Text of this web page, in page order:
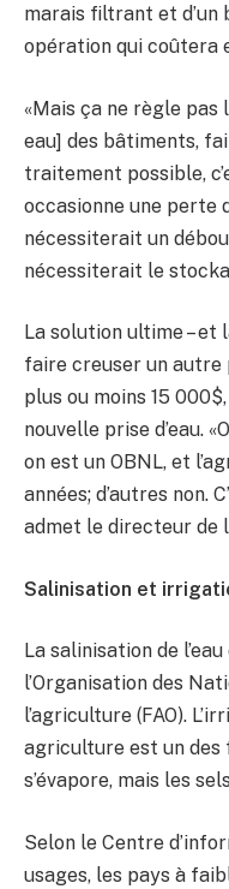
marais filtrant et d’un
opération qui coûtera
«Mais ça ne règle pas
eau] des bâtiments,
traitement possible,
occasionne une perte
nécessiterait un
nécessiterait le
La solution ultime – et
faire creuser un
plus ou moins 15
nouvelle prise d’eau.
on est un OBNL, et
années; d’autres non.
admet le directeur de
Salinisation et
La salinisation de
l’Organisation des
l’agriculture (FAO).
agriculture est un des
s’évapore, mais les
Selon le Centre
usages, les pays à